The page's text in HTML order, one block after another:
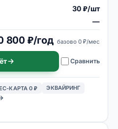
30 ₽/шт
—
800 ₽/год базово 0 ₽/мес
Сравнить
КАРТА 0 ₽ ЭКВАЙРИНГ